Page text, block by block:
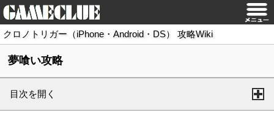
クロノトリガー（iPhone・Android・DS） 攻略Wiki
夢喰い攻略
目次を開く